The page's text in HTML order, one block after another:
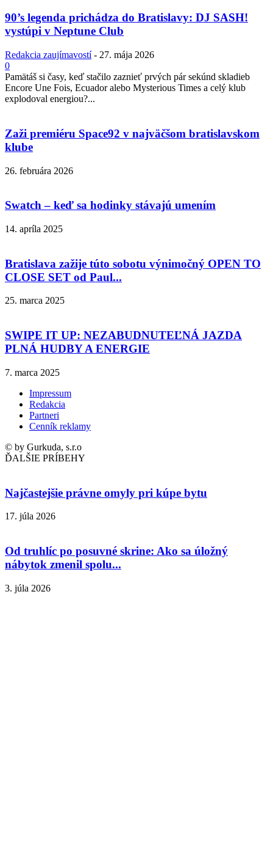
90’s legenda prichádza do Bratislavy: DJ SASH!
vystúpi v Neptune Club
Redakcia zaujímavostí - 27. mája 2026
0
Pamätáš si časy, keď stačilo zaznieť prvých pár sekúnd skladieb
Encore Une Fois, Ecuador alebo Mysterious Times a celý klub
explodoval energiou?...
Zaži premiéru Space92 v najväčšom bratislavskom
klube
26. februára 2026
Swatch – keď sa hodinky stávajú umením
14. apríla 2025
Bratislava zažije túto sobotu výnimočný OPEN TO
CLOSE SET od Paul...
25. marca 2025
SWIPE IT UP: NEZABUDNUTEĽNÁ JAZDA
PLNÁ HUDBY A ENERGIE
7. marca 2025
Impressum
Redakcia
Partneri
Cenník reklamy
© by Gurkuda, s.r.o
ĎALŠIE PRÍBEHY
Najčastejšie právne omyly pri kúpe bytu
17. júla 2026
Od truhlíc po posuvné skrine: Ako sa úložný
nábytok zmenil spolu...
3. júla 2026